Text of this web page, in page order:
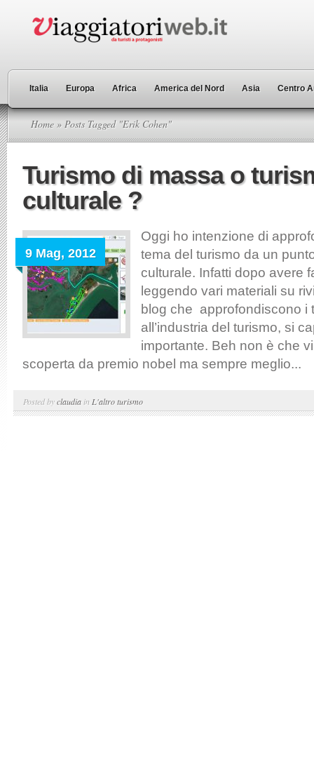
Italia Europa Africa America del Nord Asia Centro
Home » Posts Tagged "Erik Cohen"
Turismo di massa o
culturale ?
9 Mag, 2012
Oggi ho intenzione di
tema del turismo da un
culturale. Infatti dopo avere
leggendo vari materiali su
blog che approfondiscono i
all’industria del turismo, si
importante. Beh non è che
scoperta da premio nobel ma sempre meglio...
Posted byclaudia in L'altro turismo